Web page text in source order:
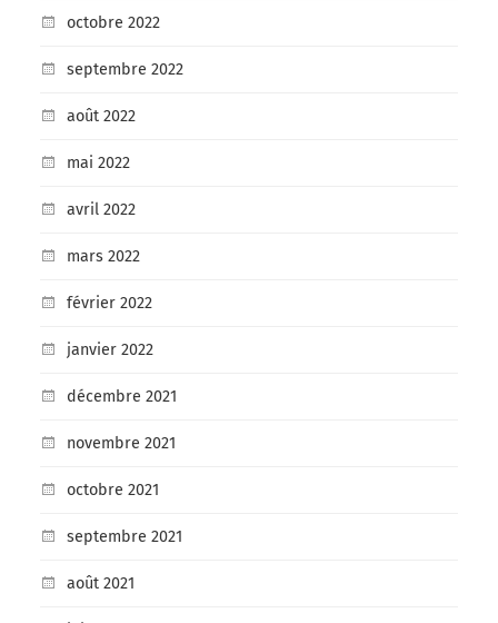
octobre 2022
septembre 2022
août 2022
mai 2022
avril 2022
mars 2022
février 2022
janvier 2022
décembre 2021
novembre 2021
octobre 2021
septembre 2021
août 2021